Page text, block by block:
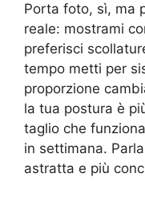
Porta foto, sì, ma
reale: mostrami
preferisci
tempo metti per
proporzione
la tua postura è
taglio che
in settimana.
astratta e più